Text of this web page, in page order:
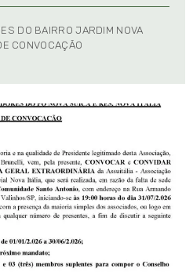
DO BAIRRO JARDIM NOVA
CONVOCAÇÃO